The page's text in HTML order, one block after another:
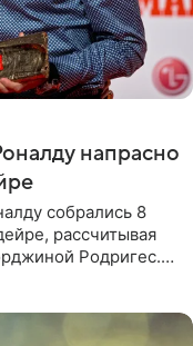
напрасно
собрались 8
рассчитывая
Родригес.